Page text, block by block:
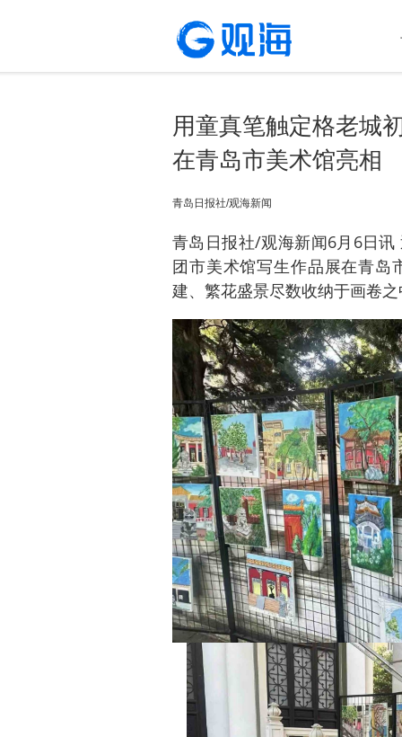
用童真笔触定格老城
在青岛市美术馆亮相
青岛日报社/观海新闻
青岛日报社/观海新闻6月6日
团市美术馆写生作品展在青岛
建、繁花盛景尽数收纳于画卷